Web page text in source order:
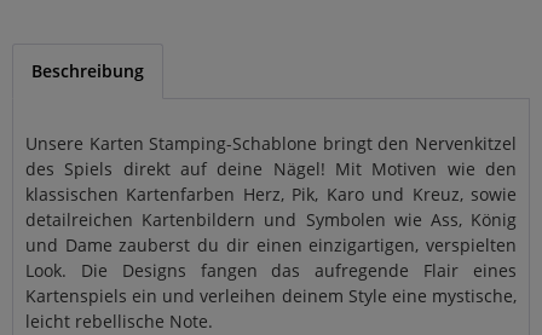
Beschreibung
Unsere Karten Stamping-Schablone bringt den Nervenkitzel
des Spiels direkt auf deine Nägel! Mit Motiven wie den
klassischen Kartenfarben Herz, Pik, Karo und Kreuz, sowie
detailreichen Kartenbildern und Symbolen wie Ass, König
und Dame zauberst du dir einen einzigartigen, verspielten
Look. Die Designs fangen das aufregende Flair eines
Kartenspiels ein und verleihen deinem Style eine mystische,
leicht rebellische Note.